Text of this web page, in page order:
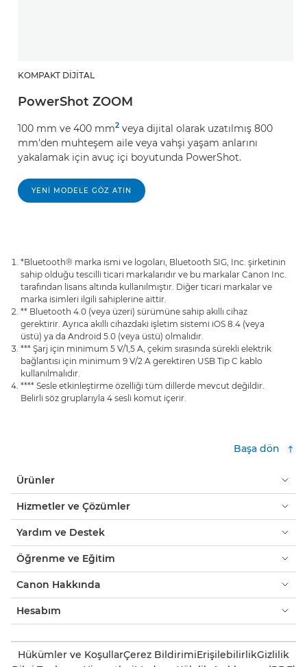
KOMPAKT DIJITAL
PowerShot ZOOM
100 mm ve 400 mm2 veya dijital olarak uzatılmış 800
mm'den muhteşem aile veya vahşi yaşam anlarını
yakalamak için avuç içi boyutunda PowerShot.
YENI MODELE GÖZ ATIN
*Bluetooth® marka ismi ve logoları, Bluetooth SIG, Inc. şirketinin
sahip olduğu tescilli ticari markalarıdır ve bu markalar Canon Inc.
tarafından lisans altında kullanılmıştır. Diğer ticari markalar ve
marka isimleri ilgili sahiplerine aittir.
** Bluetooth 4.0 (veya üzeri) sürümüne sahip akıllı cihaz
gerektirir. Ayrıca akıllı cihazdaki işletim sistemi iOS 8.4 (veya
üstü) ya da Android 5.0 (veya üstü) olmalıdır.
*** Şarj için minimum 5 V/1,5 A, çekim sırasında sürekli elektrik
bağlantısı için minimum 9 V/2 A gerektiren USB Tip C kablo
kullanılmalıdır.
**** Sesle etkinleştirme özelliği tüm dillerde mevcut değildir.
Belirli söz gruplarıyla 4 sesli komut içerir.
Başa dön
Ürünler
Hizmetler ve Çözümler
Yardım ve Destek
Öğrenme ve Eğitim
Canon Hakkında
Hesabım
Hükümler ve KoşullarÇerez BildirimiErişilebilirlikGizlilik